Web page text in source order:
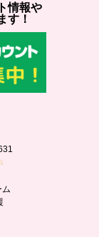
情報や
す！